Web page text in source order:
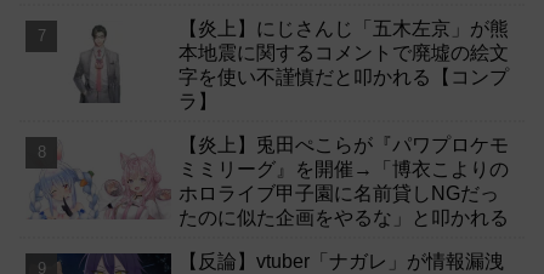
【炎上】にじさんじ「五木左京」が熊
本地震に関するコメントで廃墟の絵文
字を使い不謹慎だと叩かれる【コンプ
ラ】
【炎上】兎田ぺこらが『パワプロケモ
ミミリーグ』を開催→「博衣こよりの
ホロライブ甲子園に名前貸しNGだっ
たのに似た企画をやるな」と叩かれる
【反論】vtuber「ナガレ」が情報漏洩